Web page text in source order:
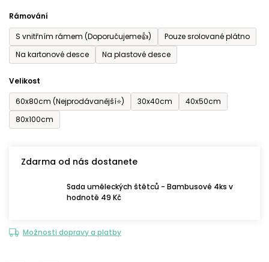
Rámování
S vnitřním rámem (Doporučujeme👍)
Pouze srolované plátno
Na kartonové desce
Na plastové desce
Velikost
60x80cm (Nejprodávanější⭐)
30x40cm
40x50cm
80x100cm
Zdarma od nás dostanete
Sada uměleckých štětců - Bambusové 4ks v
hodnotě 49 Kč
Možnosti dopravy a platby
5
hvězdiček.